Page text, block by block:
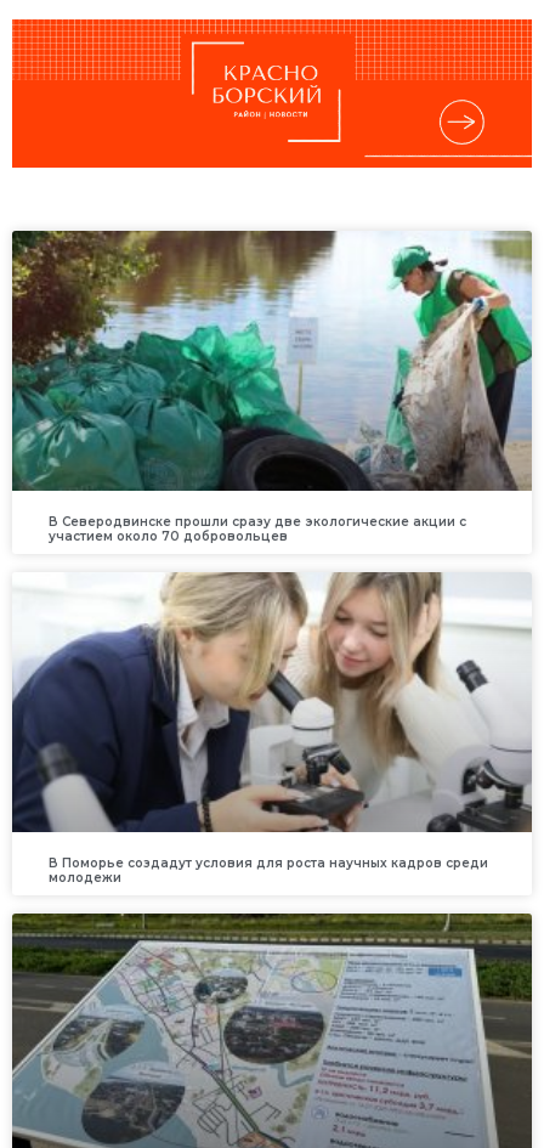
В Северодвинске прошли сразу две экологические акции с
участием около 70 добровольцев
В Поморье создадут условия для роста научных кадров среди
молодежи